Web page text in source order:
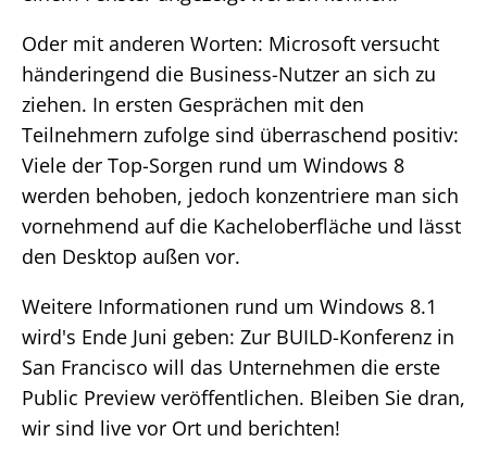
Oder mit anderen Worten: Microsoft versucht
händeringend die Business-Nutzer an sich zu
ziehen. In ersten Gesprächen mit den
Teilnehmern zufolge sind überraschend positiv:
Viele der Top-Sorgen rund um Windows 8
werden behoben, jedoch konzentriere man sich
vornehmend auf die Kacheloberfläche und lässt
den Desktop außen vor.
Weitere Informationen rund um Windows 8.1
wird's Ende Juni geben: Zur BUILD-Konferenz in
San Francisco will das Unternehmen die erste
Public Preview veröffentlichen. Bleiben Sie dran,
wir sind live vor Ort und berichten!